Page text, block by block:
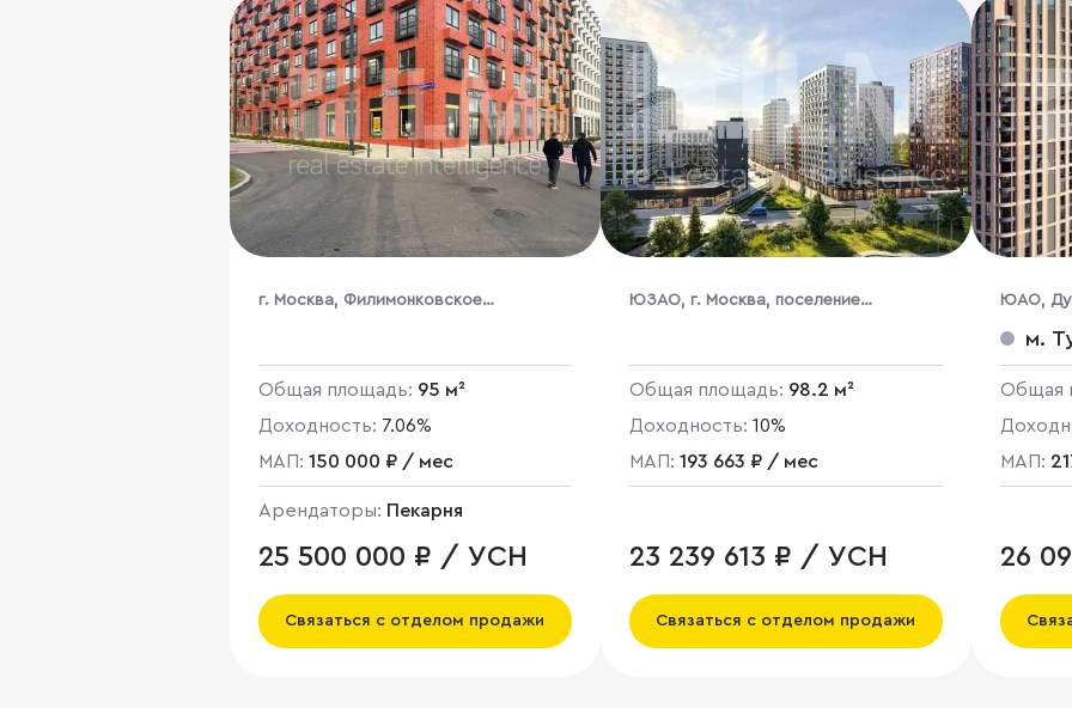
г. Москва, Филимонковское
Общая площадь: 95 м²
Доходность: 7.06%
МАП: 150 000 ₽ / мес
Арендаторы: Пекарня
25 500 000 ₽ / УСН
Связаться с отделом продажи
ЮЗАО, г. Москва, поселение
Общая площадь: 98.2 м²
Доходность: 10%
МАП: 193 663 ₽ / мес
23 239 613 ₽ / УСН
Связаться с отделом продажи
ЮАО,
м.
Общая
МАП:
26
НДС